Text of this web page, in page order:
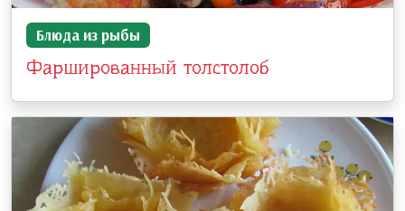
Блюда из рыбы
Фаршированный толстолоб